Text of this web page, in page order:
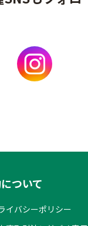
ついて
イバシーポリシー